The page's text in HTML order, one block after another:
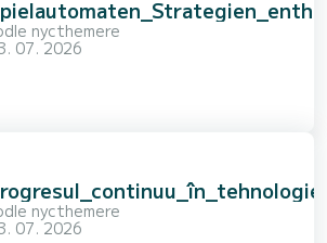
nycthemere
07. 2026
nycthemere
07. 2026